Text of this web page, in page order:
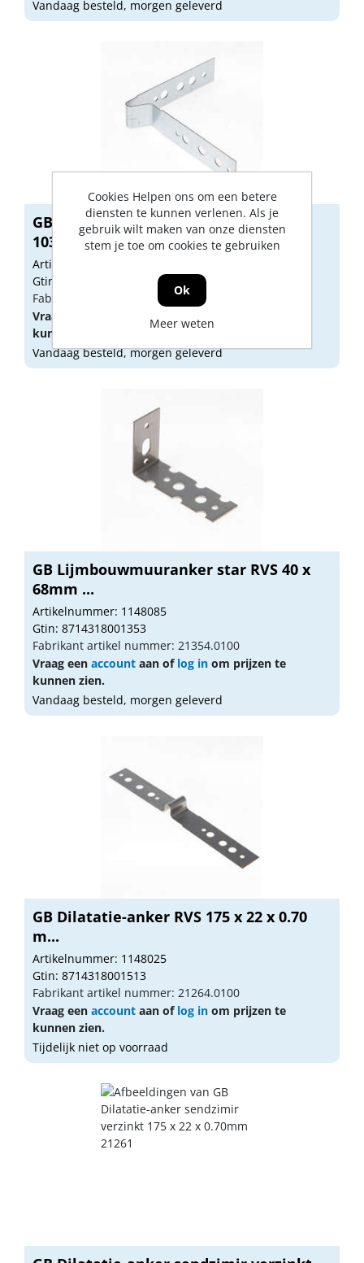
Vandaag besteld, morgen geleverd
GB Veeranker sendzimir verzinkt 90 x
103...
Artikelnummer: 1148065
Gtin: 8714318042905
Fabrikant artikel nummer: 21224.0250
Vraag een
aan of log in
kunnen zien.
Vandaag besteld, morgen geleverd
GB Lijmbouwmuuranker star RVS 40 x
68mm ...
Artikelnummer: 1148085
Gtin: 8714318001353
Fabrikant artikel nummer: 21354.0100
Vraag een account aan of log in om prijzen te
kunnen zien.
Vandaag besteld, morgen geleverd
GB Dilatatie-anker RVS 175 x 22 x 0.70
m...
Artikelnummer: 1148025
Gtin: 8714318001513
Fabrikant artikel nummer: 21264.0100
Vraag een account aan of log in om prijzen te
kunnen zien.
Tijdelijk niet op voorraad
Cookies Helpen ons om een betere
diensten te kunnen verlenen. Als je
gebruik wilt maken van onze diensten
stem je toe om cookies te gebruiken
Ok
Meer weten